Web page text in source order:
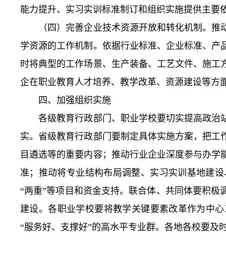
能力提升、实习实训标准制订和组织实施提供主要
（四）完善企业技术资源开放和转化机制。推
学资源的工作机制。依据行业标准、企业标准、
时将典型的工作场景、生产装备、工艺文件、施
企在职业教育人才培养、教学改革、资源建设等
四、加强组织实施
各级教育行政部门、职业学校要切实提高政治
实。省级教育行政部门要制定具体实施方案，把
目遴选等的重要内容；推动行业企业深度参与办
准；推动将专业结构布局调整、实习实训基地建
“两重”等项目和资金支持。联合体、共同体要积
建设。各职业学校要将教学关键要素改革作为中
“服务好、支撑好”的高水平专业群。各地各校要